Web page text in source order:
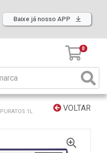
Baixe já nosso APP
0
VOLTAR
1L